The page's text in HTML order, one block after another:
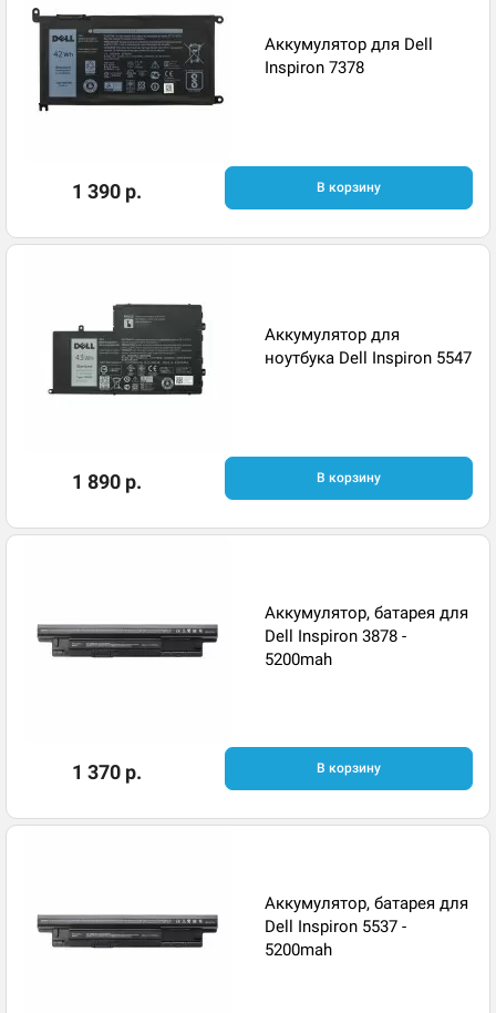
Аккумулятор для Dell
Inspiron 7378
1 390 р. В корзину
Аккумулятор для
ноутбука Dell Inspiron 5547
1 890 р. В корзину
Аккумулятор, батарея для
Dell Inspiron 3878 -
5200mah
1 370 р. В корзину
Аккумулятор, батарея для
Dell Inspiron 5537 -
5200mah